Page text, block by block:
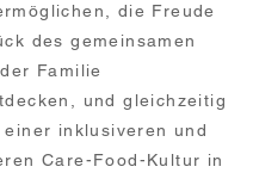
die Freude
des gemeinsamen
Familie
und gleichzeitig
einer inklusiveren und
Care-Food-Kultur in